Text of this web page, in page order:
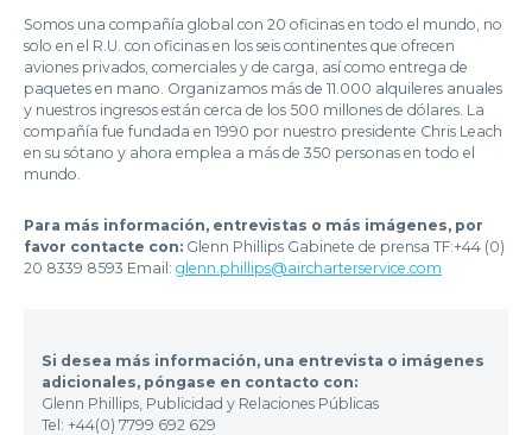
Somos una compañía global con 20 oficinas en todo el mundo, no
solo en el R.U. con oficinas en los seis continentes que ofrecen
aviones privados, comerciales y de carga, así como entrega de
paquetes en mano. Organizamos más de 11.000 alquileres anuales
y nuestros ingresos están cerca de los 500 millones de dólares. La
compañía fue fundada en 1990 por nuestro presidente Chris Leach
en su sótano y ahora emplea a más de 350 personas en todo el
mundo.
Para más información, entrevistas o más imágenes, por
favor contacte con: Glenn Phillips Gabinete de prensa TF:+44 (0)
20 8339 8593 Email: glenn.phillips@aircharterservice.com
Si desea más información, una entrevista o imágenes
adicionales, póngase en contacto con:
Glenn Phillips, Publicidad y Relaciones Públicas
Tel: +44(0) 7799 692 629